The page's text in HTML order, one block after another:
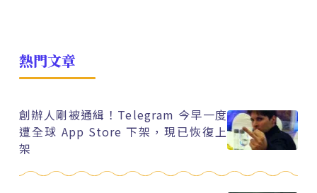
熱門文章
創辦人剛被通緝！Telegram 今早一度
遭全球 App Store 下架，現已恢復上
架